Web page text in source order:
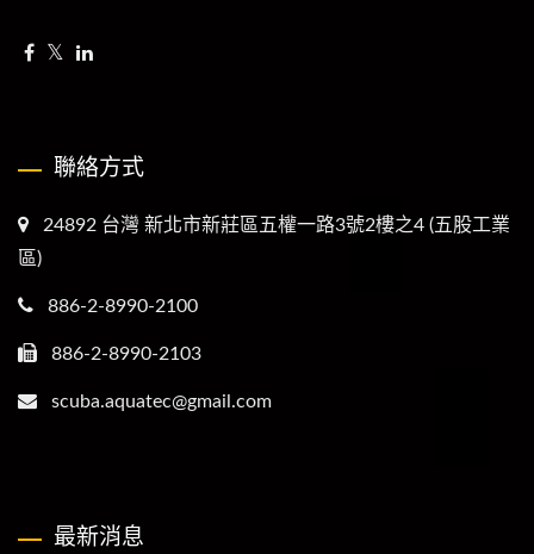
聯絡方式
24892 台灣 新北市新莊區五權一路3號2樓之4 (五股工業
區)
886-2-8990-2100
886-2-8990-2103
scuba.aquatec@gmail.com
最新消息